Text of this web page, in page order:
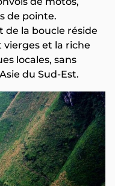
de pointe.
de la boucle réside
vierges et la riche
locales, sans
du Sud-Est.